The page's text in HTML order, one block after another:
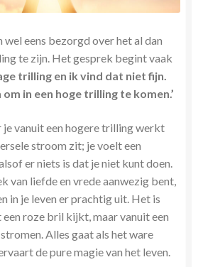
in de Oceaan.’ Meditatieve haiku’s
Hal der Zuilen
wel eens bezorgd over het al dan
te zijn. Het gesprek begint vaak
trilling en ik vind dat niet fijn.
in een hoge trilling te komen.’
je vanuit een hogere trilling werkt
stroom zit; je voelt een
er niets is dat je niet kunt doen.
van liefde en vrede aanwezig bent,
in je leven er prachtig uit. Het is
roze bril kijkt, maar vanuit een
Alles gaat als het ware
de pure magie van het leven.